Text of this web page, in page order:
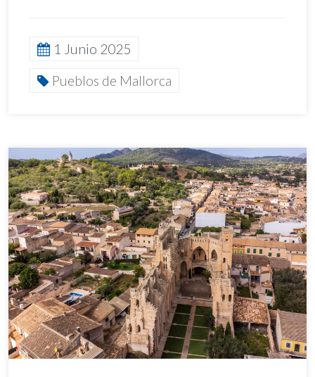
1 Junio 2025
Pueblos de Mallorca